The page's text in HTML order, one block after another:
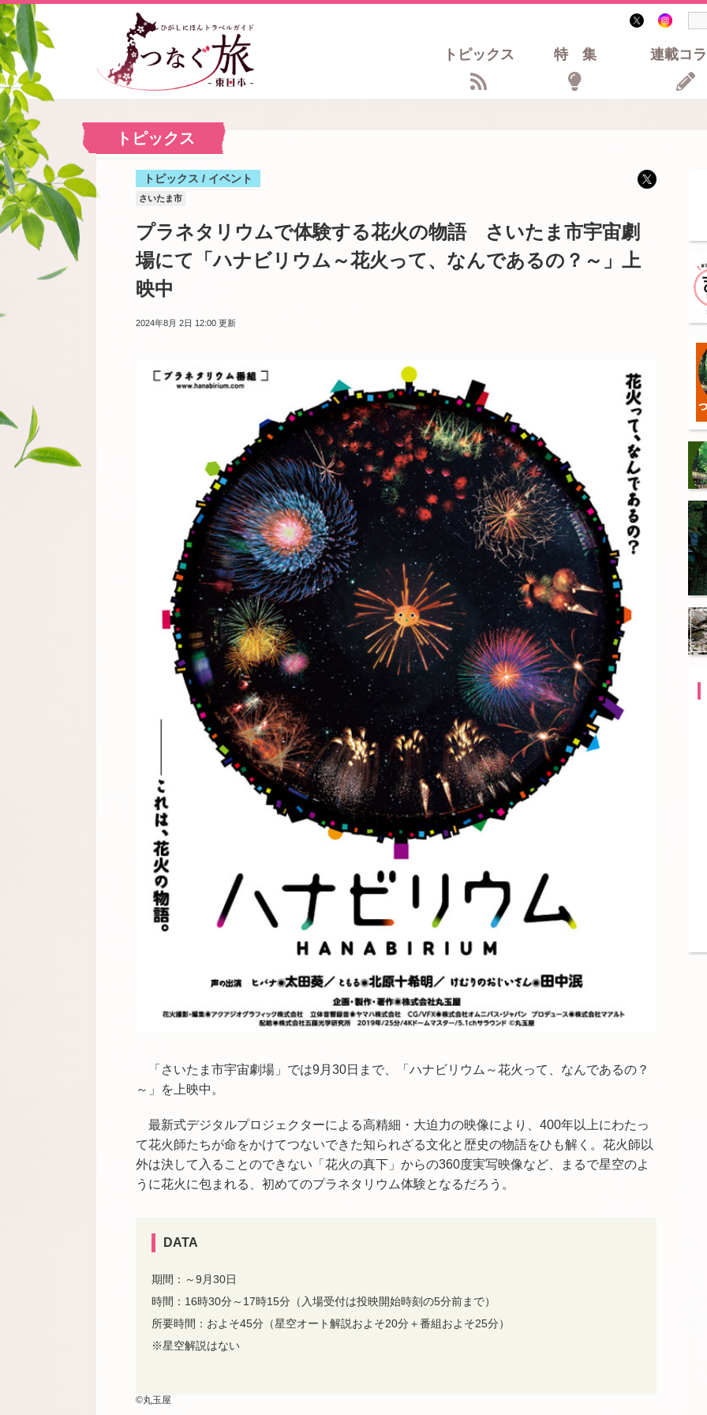
トピックス 特集 連載コ
トピックス
トピックス / イベント
さいたま市
プラネタリウムで体験する花火の物語 さいたま市宇宙劇
場にて「ハナビリウム～花火って、なんであるの？～」上
映中
2024年8月 2日 12:00 更新
「さいたま市宇宙劇場」では9月30日まで、「 ハナビリウム ～花火 って なんであるの ？
～」を上映中。
最新式デジタルプロジェクターによる高精細・大迫力の映像により、400年以上にわたっ
て花火師たちが命をかけてつないできた知られざる文化と歴史の物語をひも解く。 花火師以
外は決して入ることのできない「花火の真下」からの360度実写映像など、
まるで星空のよ
うに花火に包まれる、初めてのプラネタリウム体験となるだろう。
DATA
期間：～9月30日
時間：16時30分～17時15分（入場受付は投映開始時刻の5分前まで）
所要時間：およそ45分（星空オート解説およそ20分＋番組およそ25分）
※星空解説はない
©丸玉屋